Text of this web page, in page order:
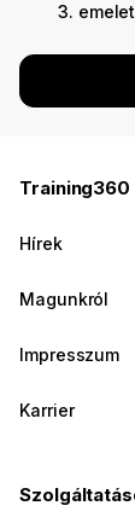
3.
Training360
Hírek
Magunkról
Impresszum
Karrier